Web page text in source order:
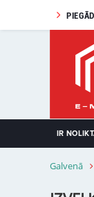
IR
Galvenā